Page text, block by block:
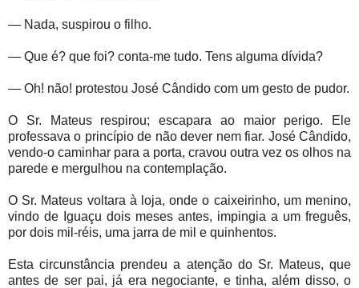
— Nada, suspirou o filho.
— Que é? que foi? conta-me tudo. Tens alguma dívida?
— Oh! não! protestou José Cândido com um gesto de pudor.
O Sr. Mateus respirou; escapara ao maior perigo. Ele
professava o princípio de não dever nem fiar. José Cândido,
vendo-o caminhar para a porta, cravou outra vez os olhos na
parede e mergulhou na contemplação.
O Sr. Mateus voltara à loja, onde o caixeirinho, um menino,
vindo de Iguaçu dois meses antes, impingia a um freguês,
por dois mil-réis, uma jarra de mil e quinhentos.
Esta circunstância prendeu a atenção do Sr. Mateus, que
antes de ser pai, já era negociante, e tinha, além disso, o